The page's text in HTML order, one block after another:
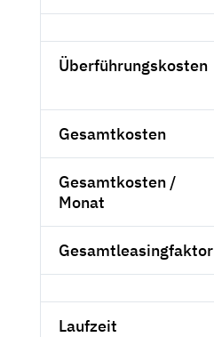
Überführungskosten
Gesamtkosten
Gesamtkosten /
Monat
Gesamtleasingfaktor
Laufzeit